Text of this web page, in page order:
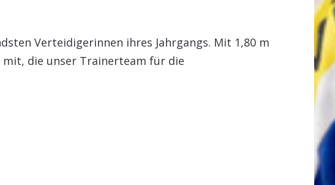
Verteidigerinnen ihres Jahrgangs. Mit 1,80 m
die unser Trainerteam für die